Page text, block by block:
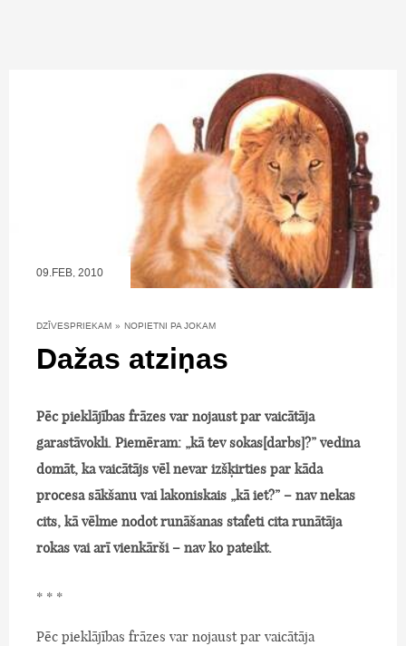
09.FEB, 2010
DZĪVESPRIEKAM » NOPIETNI PA JOKAM
Dažas atziņas
Pēc pieklājības frāzes var nojaust par vaicātāja
garastāvokli. Piemēram: „kā tev sokas[darbs]?” vedina
domāt, ka vaicātājs vēl nevar izšķirties par kāda
procesa sākšanu vai lakoniskais „kā iet?” – nav nekas
cits, kā vēlme nodot runāšanas stafeti cita runātāja
rokas vai arī vienkārši – nav ko pateikt.
* * *
Pēc pieklājības frāzes var nojaust par vaicātāja